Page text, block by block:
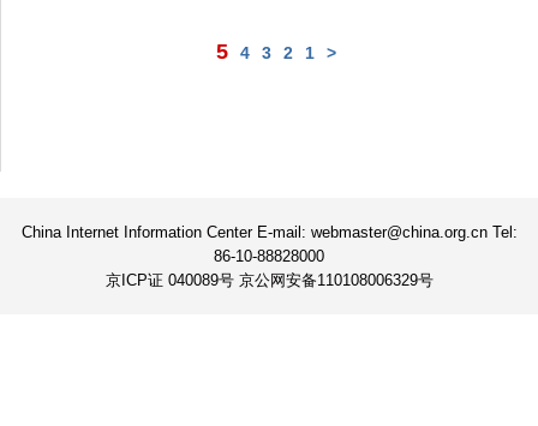
<
1
2
3
4
5
China Internet Information Center E-mail: webmaster@china.org.cn Tel:
86-10-88828000
京ICP证 040089号 京公网安备110108006329号